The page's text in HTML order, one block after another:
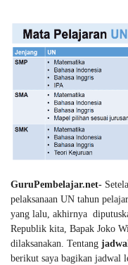
GuruPembelajar.net-
pelaksanaan UN tahun
yang lalu, akhirnya
Republik kita, Bapak Joko
dilaksanakan. Tentang
berikut saya bagikan jadwal